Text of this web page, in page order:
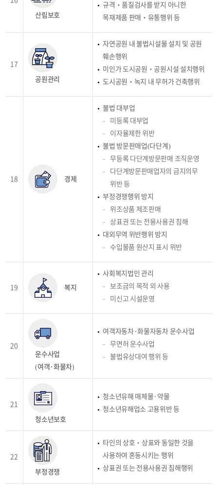
산림보호
규격‧품질검사를 받지 아니한
목재제품 판매‧유통행위 등
17
공원관리
자연공원 내 불법시설물 설치 및 공원
훼손행위
미인가 도시공원‧공원시설 설치행위
도시공원‧녹지 내 무허가 건축행위
18 경제
불법 대부업
미등록 대부업
이자율제한 위반
불법 방문판매업(다단계)
무등록 다단계방문판매 조직운영
다단계방문판매업자의 금지의무
위반 등
부정경쟁행위 방지
위조상품 제조판매
상표권 또는 전용사용권 침해
대외무역 위반행위 방지
수입물품 원산지 표시 위반
19 복지
사회복지법인 관리
보조금의 목적 외 사용
미신고 시설운영
20
운수사업
(여객·화물차)
여객자동차·화물자동차 운수사업
무면허 운수사업
불법유상대여 행위 등
21
청소년보호
청소년유해 매체물·약물
청소년유해업소 고용위반 등
22
부정경쟁
타인의 상호‧상표와 동일한 것을
사용하여 혼동시키는 행위
상표권 또는 전용사용권 침해행위